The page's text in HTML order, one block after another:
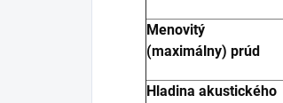
Menovitý
(maximálny) prúd
Hladina akustického